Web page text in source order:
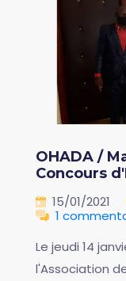
OHADA /
Concours
15/01/2021
1
Le jeudi 14
l'Association